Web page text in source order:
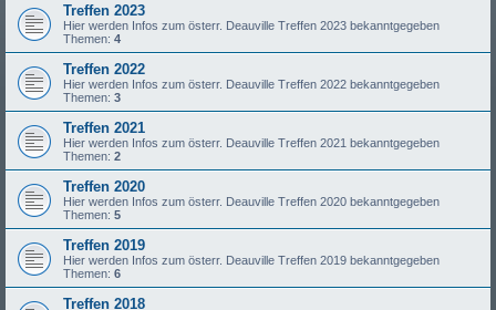
Treffen 2023
Hier werden Infos zum österr. Deauville Treffen 2023 bekanntgegeben
Themen: 4
Treffen 2022
Hier werden Infos zum österr. Deauville Treffen 2022 bekanntgegeben
Themen: 3
Treffen 2021
Hier werden Infos zum österr. Deauville Treffen 2021 bekanntgegeben
Themen: 2
Treffen 2020
Hier werden Infos zum österr. Deauville Treffen 2020 bekanntgegeben
Themen: 5
Treffen 2019
Hier werden Infos zum österr. Deauville Treffen 2019 bekanntgegeben
Themen: 6
Treffen 2018